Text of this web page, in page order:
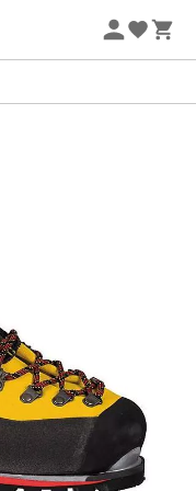
2 produktů* s kódem
botyznačkyLa
představují vrchol
horolezeckých bot
lehké a velmi